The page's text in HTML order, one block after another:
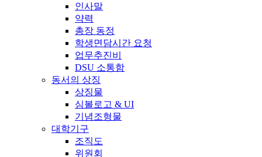
인사말
약력
총장 동정
학생면담시간 요청
업무추진비
DSU 소통함
동서의 상징
상징물
심볼로고 & UI
기념조형물
대학기구
조직도
위원회